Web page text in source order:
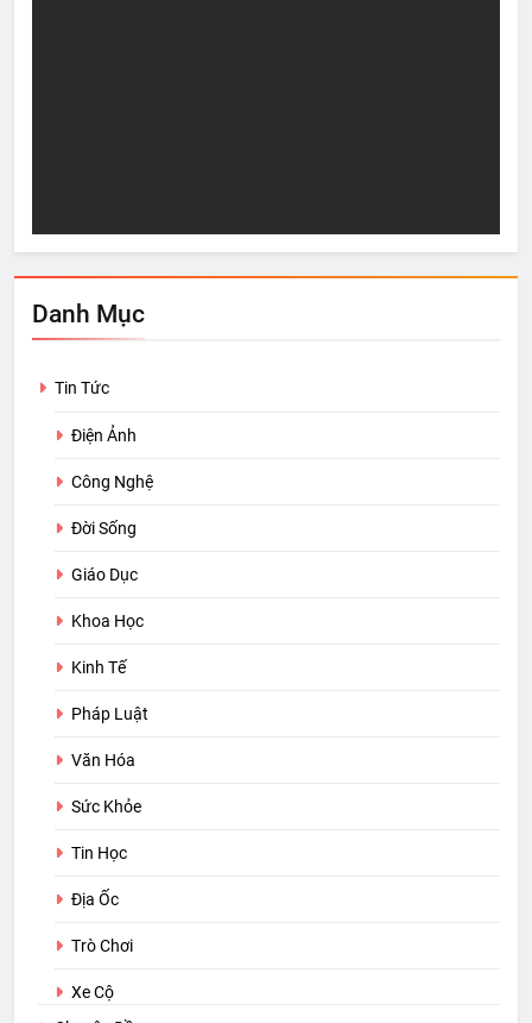
Danh Mục
Tin Tức
Điện Ảnh
Công Nghệ
Đời Sống
Giáo Dục
Khoa Học
Kinh Tế
Pháp Luật
Văn Hóa
Sức Khỏe
Tin Học
Địa Ốc
Trò Chơi
Xe Cộ